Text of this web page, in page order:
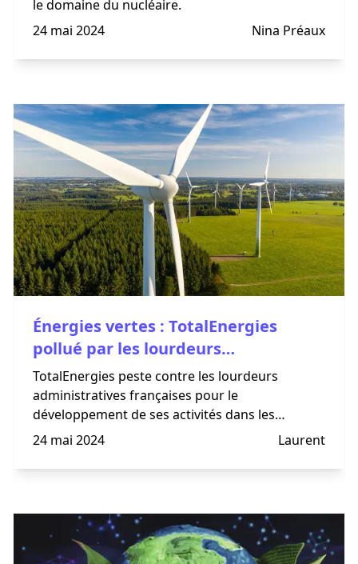
le domaine du nucléaire.
24 mai 2024
Nina Préaux
Énergies vertes : TotalEnergies
pollué par les lourdeurs
administratives
TotalEnergies peste contre les lourdeurs
administratives françaises pour le
développement de ses activités dans les
énergies renouvelables.
24 mai 2024 Laurent